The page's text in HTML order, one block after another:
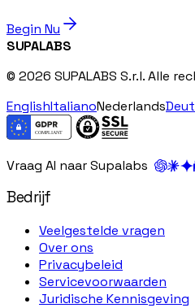
Begin Nu
SUPALABS
© 2026 SUPALABS S.r.l. Alle
EnglishItalianoNederlands
Vraag AI naar Supalabs
Bedrijf
Veelgestelde vragen
Over ons
Privacybeleid
Servicevoorwaarden
Juridische Kennisgeving